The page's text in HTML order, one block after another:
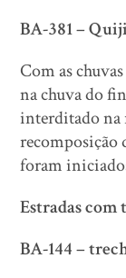
BA-381 –
Com as
na chuva do
interditado na
recomposição
foram
Estradas com
BA-144 –